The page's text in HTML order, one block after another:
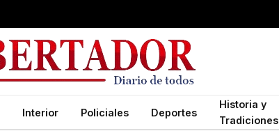
Interior Policiales Deportes
Historia y
Tradiciones